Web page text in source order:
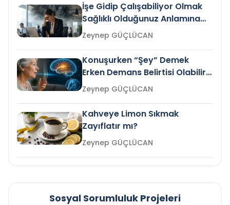
İşe Gidip Çalışabiliyor Olmak
Sağlıklı Olduğunuz Anlamına
Gelir mi?Zeynep GÜÇLÜCAN
Konuşurken “Şey” Demek
Erken Demans Belirtisi Olabilir
mi?
Zeynep GÜÇLÜCAN
Kahveye Limon Sıkmak
Zayıflatır mı?
Zeynep GÜÇLÜCAN
Sosyal Sorumluluk Projeleri